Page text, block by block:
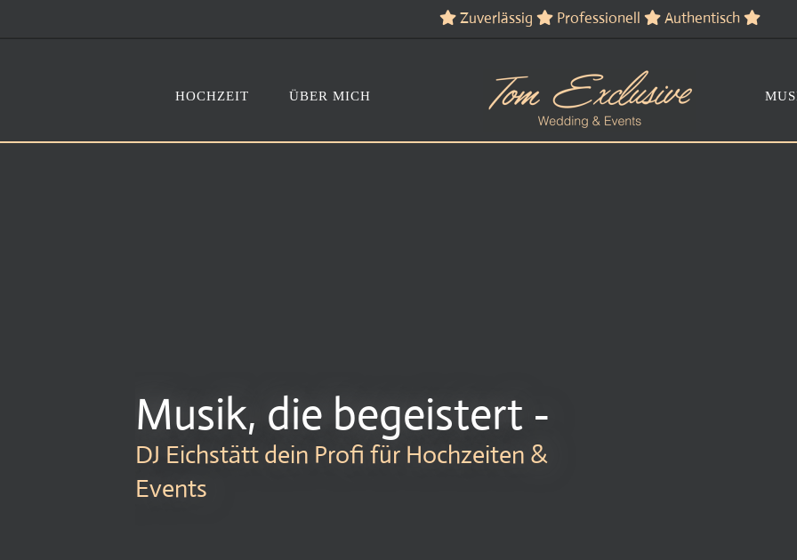
Zuverlässig Professionell Authentisch
HOCHZEIT ÜBER MICH
Musik, die begeistert -
DJ Eichstätt dein Profi für Hochzeiten &
Events